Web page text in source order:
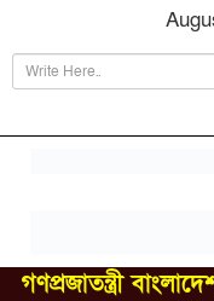
গণপ্রজাতন্ত্রী